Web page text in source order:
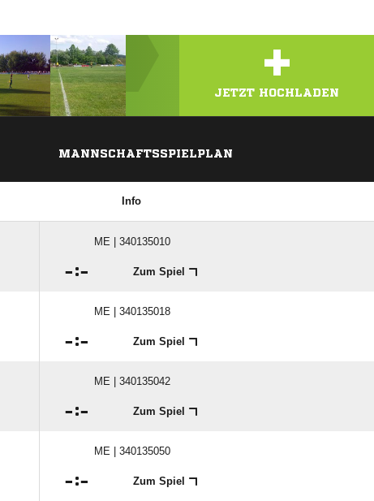
+
JETZT HOCHLADEN
MANNSCHAFTSSPIELPLAN
Info
ME | 340135010
: Zum Spiel
ME | 340135018
: Zum Spiel
ME | 340135042
: Zum Spiel
ME | 340135050
: Zum Spiel